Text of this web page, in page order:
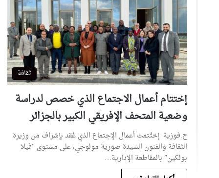
ثقافة
إختتام أعمال الاجتماع الذي خصص لدراسة
وضعية المتحف الإفريقي الكبير بالجزائر
ح.فوزية إختُتمت أعمال الإجتماع الذي عُقد بإشراف من وزيرة
الثقافة والفنون السيدة صورية مولوجي، على مستوى “فيلا
بولكين” بالمقاطعة الإدارية…